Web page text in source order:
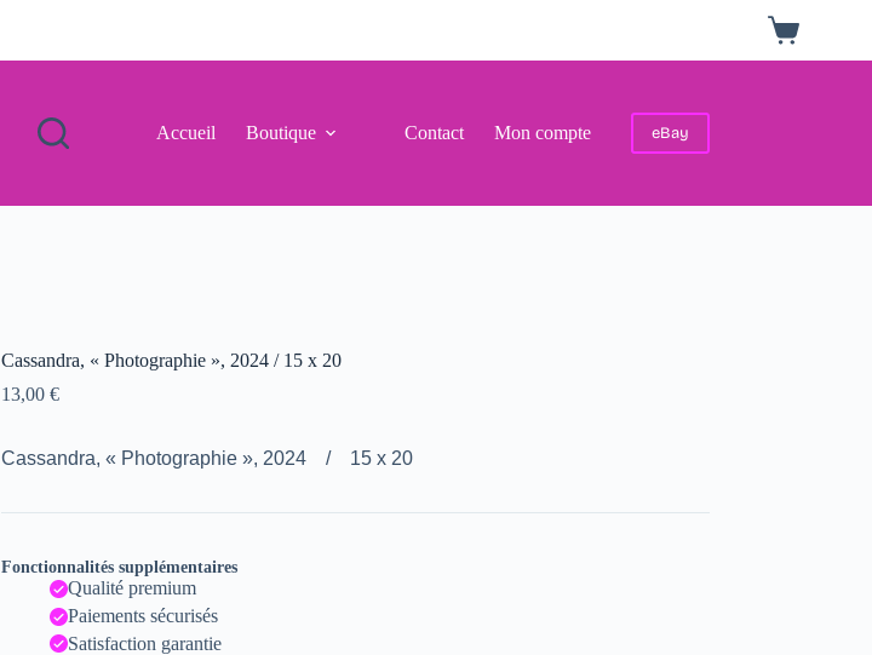
Panier
d’achat
Accueil Boutique Contact Mon compte eBay
Cassandra, « Photographie », 2024 / 15 x 20
13,00 €
Cassandra, « Photographie », 2024 / 15 x 20
Fonctionnalités supplémentaires
Qualité premium
Paiements sécurisés
Satisfaction garantie